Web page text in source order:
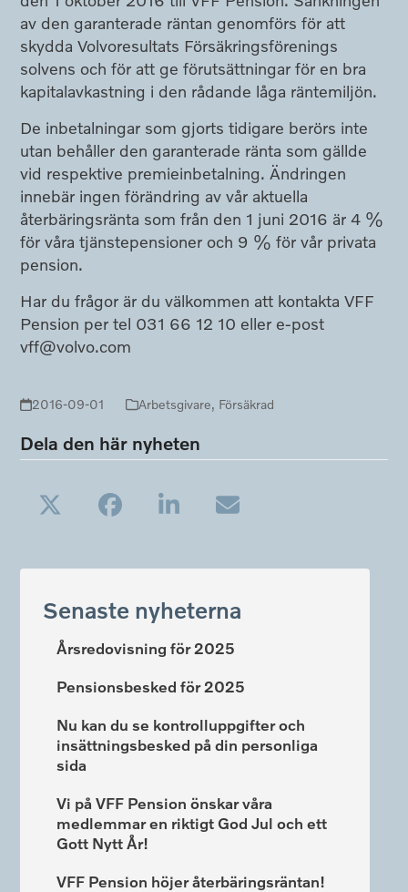
av den garanterade räntan genomförs för att
skydda Volvoresultats Försäkringsförenings
solvens och för att ge förutsättningar för en bra
kapitalavkastning i den rådande låga räntemiljön.
De inbetalningar som gjorts tidigare berörs inte
utan behåller den garanterade ränta som gällde
vid respektive premieinbetalning. Ändringen
innebär ingen förändring av vår aktuella
återbäringsränta som från den 1 juni 2016 är 4 %
för våra tjänstepensioner och 9 % för vår privata
pension.
Har du frågor är du välkommen att kontakta VFF
Pension per tel 031 66 12 10 eller e-post
vff@volvo.com
2016-09-01 Arbetsgivare, Försäkrad
Dela den här nyheten
Senaste nyheterna
Årsredovisning för 2025
Pensionsbesked för 2025
Nu kan du se kontrolluppgifter och
insättningsbesked på din personliga
sida
Vi på VFF Pension önskar våra
medlemmar en riktigt God Jul och ett
Gott Nytt År!
VFF Pension höjer återbäringsräntan!